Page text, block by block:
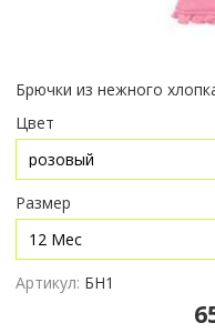
Брючки из нежного
Цвет
Размер
Артикул: БН1